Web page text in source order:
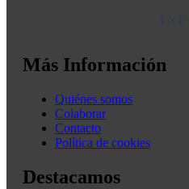
Más Información
Quiénes somos
Colaborar
Contacto
Política de cookies
Destacamos